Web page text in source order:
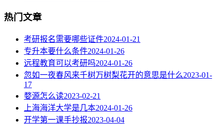
热门文章
考研报名需要哪些证件2024-01-21
专升本要什么条件2024-01-26
远程教育可以考研吗2024-01-26
忽如一夜春风来千树万树梨花开的意思是什么2023-01-
17
婺源怎么读2023-02-21
上海海洋大学是几本2024-01-26
开学第一课手抄报2023-04-04